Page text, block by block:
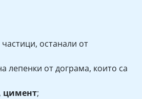
останали от
лепенки от дограма, които са
цимент;